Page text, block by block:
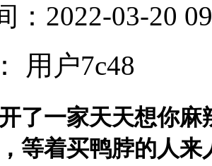
：2022-03-20
用户7c48
了一家天天想你
等着买鸭脖的人